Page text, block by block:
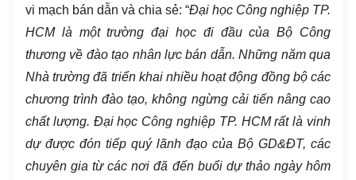
vi mạch bán dẫn và chia sẻ: “Đại học Công nghiệp TP.
HCM là một trường đại học đi đầu của Bộ Công
thương về đào tạo nhân lực bán dẫn. Những năm qua
Nhà trường đã triển khai nhiều hoạt động đồng bộ các
chương trình đào tạo, không ngừng cải tiến nâng cao
chất lượng. Đại học Công nghiệp TP. HCM rất là vinh
dự được đón tiếp quý lãnh đạo của Bộ GD&ĐT, các
chuyên gia từ các nơi đã đến buổi dự thảo ngày hôm